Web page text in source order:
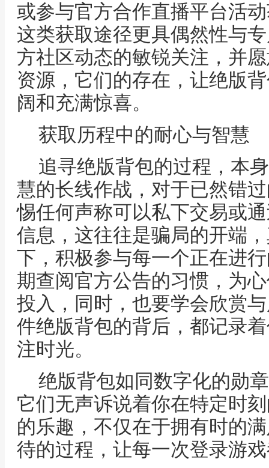
或参与官方合作直播平台活
这类获取途径更具偶然性与
方社区动态的敏锐关注，并
资源，它们的存在，让绝版
阔和充满惊喜。
获取历程中的耐心与智慧
追寻绝版背包的过程，本
慧的长线作战，对于已然错
惕任何声称可以私下交易或
信息，这往往是骗局的开端
下，积极参与每一个正在进
期查阅官方公告的习惯，为
投入，同时，也要学会欣赏
件绝版背包的背后，都记录
注时光。
绝版背包如同数字化的勋
它们无声诉说着你在特定时
的乐趣，不仅在于拥有时的
待的过程，让每一次登录游